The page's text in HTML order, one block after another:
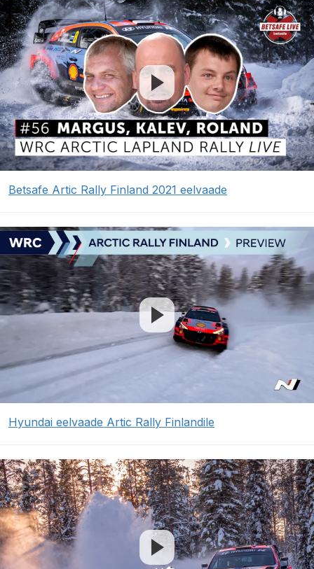
Betsafe Artic Rally Finland 2021 eelvaade
Hyundai eelvaade Artic Rally Finlandile